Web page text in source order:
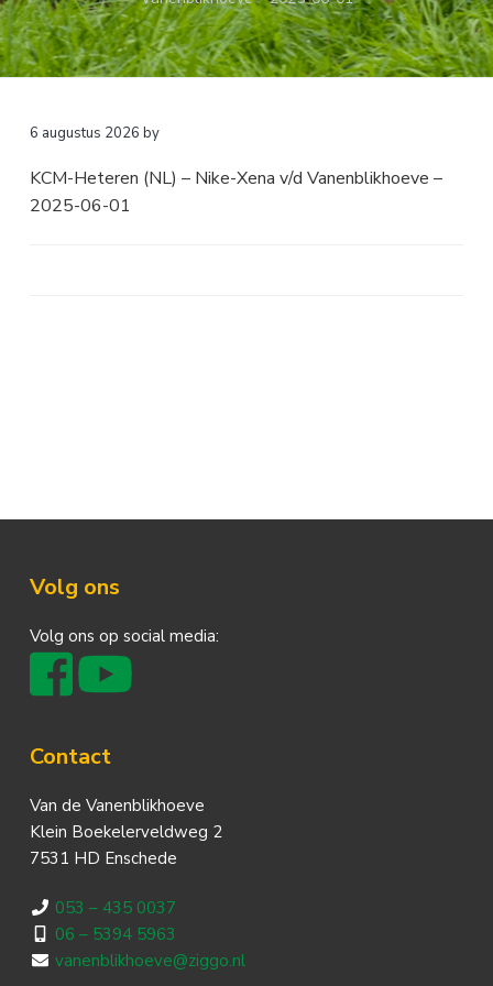
a
v
i
o
u
d
k
s
t
6 augustus 2026 by
KCM-Heteren (NL) – Nike-Xena v/d Vanenblikhoeve –
2025-06-01
Footer
Volg ons
Volg ons op social media:
Contact
Van de Vanenblikhoeve
Klein Boekelerveldweg 2
7531 HD Enschede
053 – 435 0037
06 – 5394 5963
vanenblikhoeve@ziggo.nl